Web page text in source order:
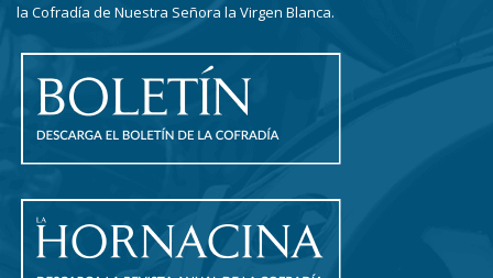
la Cofradía de Nuestra Señora la Virgen Blanca.